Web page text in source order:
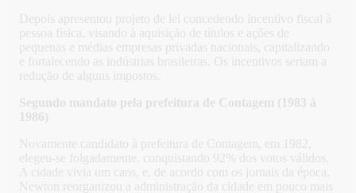
Depois apresentou projeto de lei concedendo incentivo fiscal à
pessoa física, visando à aquisição de títulos e ações de
pequenas e médias empresas privadas nacionais, capitalizando
e fortalecendo as indústrias brasileiras. Os incentivos seriam a
redução de alguns impostos.
Segundo mandato pela prefeitura de Contagem (1983 à
1986)
Novamente candidato à prefeitura de Contagem, em 1982,
elegeu-se folgadamente, conquistando 92% dos votos válidos.
A cidade vivia um caos, e, de acordo com os jornais da época,
Newton reorganizou a administração da cidade em pouco mais